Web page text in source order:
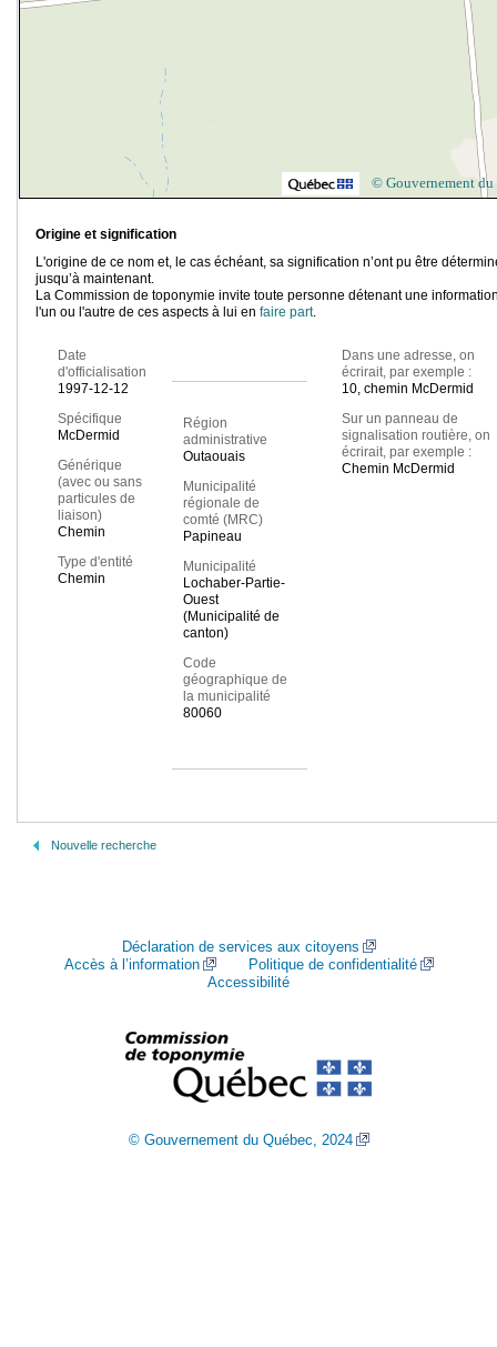
© Gouvernement du
Origine et signification
L'origine de ce nom et, le cas échéant, sa signification n’ont pu être
jusqu’à maintenant.
La Commission de toponymie invite toute personne détenant une
l'un ou l'autre de ces aspects à lui en faire part.
Date
d'officialisation
1997-12-12
Spécifique
McDermid
Générique
(avec ou sans
particules de
liaison)
Chemin
Type d'entité
Chemin
Région
administrative
Outaouais
Municipalité
régionale de
comté (MRC)
Papineau
Municipalité
Lochaber-Partie-
Ouest
(Municipalité de
canton)
Code
géographique de
la municipalité
80060
Dans une adresse, on
écrirait, par exemple :
10, chemin McDermid
Sur un panneau de
signalisation routière, on
écrirait, par exemple :
Chemin McDermid
Nouvelle recherche
Déclaration de services aux citoyens
Accès à l’information
Politique de confidentialité
Accessibilité
© Gouvernement du Québec, 2024